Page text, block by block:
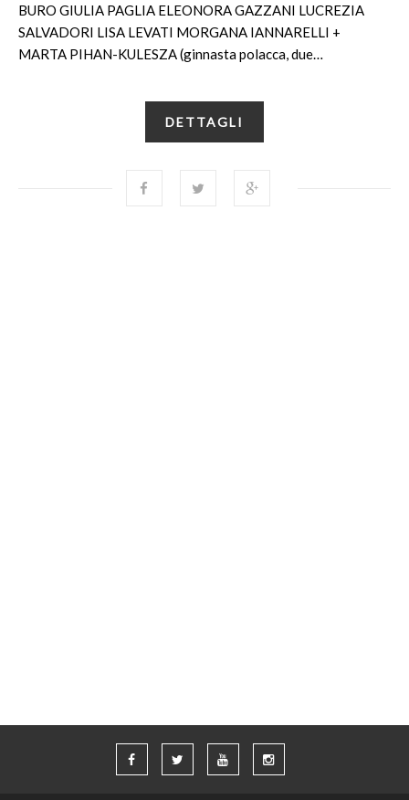
BURO GIULIA PAGLIA ELEONORA GAZZANI LUCREZIA
SALVADORI LISA LEVATI MORGANA IANNARELLI +
MARTA PIHAN-KULESZA (ginnasta polacca, due…
DETTAGLI